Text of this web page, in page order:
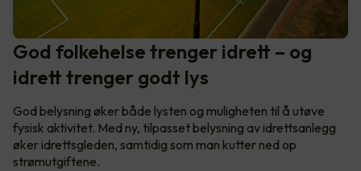
God folkehelse trenger idrett – og
idrett trenger godt lys
God belysning øker både lysten og muligheten til å utøve
fysisk aktivitet. Med ny, tilpasset belysning av idrettsanlegg
øker idrettsgleden, samtidig som man kutter ned op
strømutgiftene.